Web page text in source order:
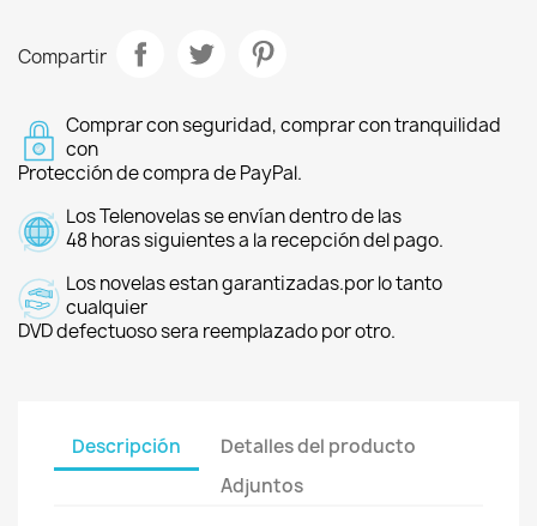
Compartir
Comprar con seguridad, comprar con tranquilidad
con
Protección de compra de PayPal.
Los Telenovelas se envían dentro de las
48 horas siguientes a la recepción del pago.
Los novelas estan garantizadas.por lo tanto
cualquier
DVD defectuoso sera reemplazado por otro.
Descripción
Detalles del producto
Adjuntos